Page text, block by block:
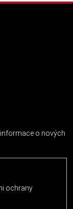
o nových
ochrany